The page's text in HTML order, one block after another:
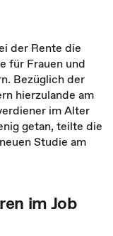
der Rente die
für Frauen und
Bezüglich der
hierzulande am
im Alter
getan, teilte die
Studie am
im Job